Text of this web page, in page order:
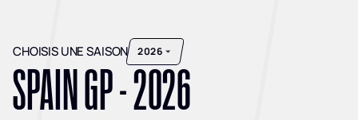
SPAINGP -2026
CHOISIS UNE SAISON
2026
2026